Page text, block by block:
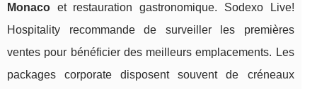
Monaco et restauration gastronomique. Sodexo Live!
Hospitality recommande de surveiller les premières
ventes pour bénéficier des meilleurs emplacements. Les
packages corporate disposent souvent de créneaux